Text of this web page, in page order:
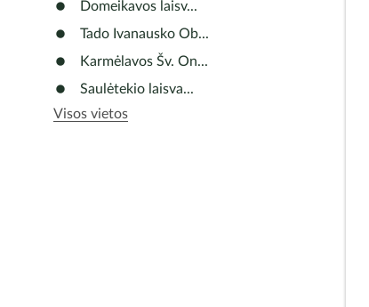
Domeikavos laisv...
Tado Ivanausko Ob...
Karmėlavos Šv. On...
Saulėtekio laisva...
Visos vietos